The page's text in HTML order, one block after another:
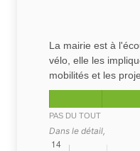
La mairie est à
vélo, elle les
mobilités et les
PAS DU TOUT
Dans le détail,